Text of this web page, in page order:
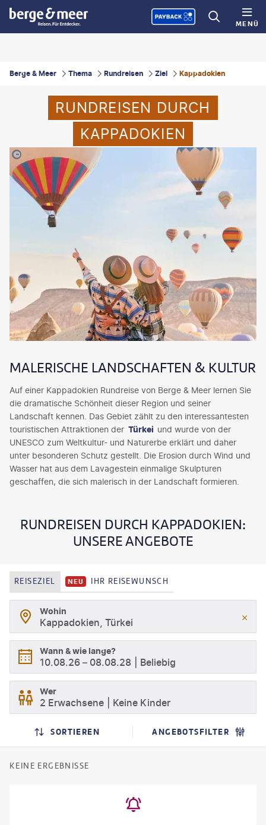
MENÜ
Berge & Meer Thema Rundreisen Ziel Kappadokien
RUNDREISEN DURCH
KAPPADOKIEN
Khaletski - gty
MALERISCHE LANDSCHAFTEN & KULTUR
Auf einer Kappadokien Rundreise von Berge & Meer lernen Sie
die dramatische Schönheit dieser Region und seiner
Landschaft kennen. Das Gebiet zählt zu den interessantesten
touristischen Attraktionen der Türkei und wurde von der
UNESCO zum Weltkultur- und Naturerbe erklärt und daher
unter besonderen Schutz gestellt. Die Erosion durch Wind und
Wasser hat aus dem Lavagestein einmalige Skulpturen
geschaffen, die sich malerisch in der Landschaft formieren.
RUNDREISEN DURCH KAPPADOKIEN:
UNSERE ANGEBOTE
REISEZIEL NEU IHR REISEWUNSCH
Wohin
Kappadokien, Türkei
Wann & wie lange?
10.08.26 – 08.08.28 Beliebig
Wer
2 Erwachsene Keine Kinder
SORTIEREN ANGEBOTSFILTER
KEINE ERGEBNISSE